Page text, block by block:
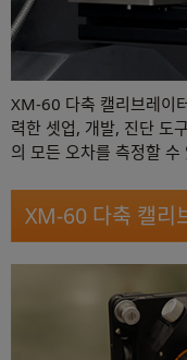
XM-60 다축 캘리브레이
력한 셋업, 개발, 진단 도
의 모든 오차를 측정할 수
XM-60 다축 캘리